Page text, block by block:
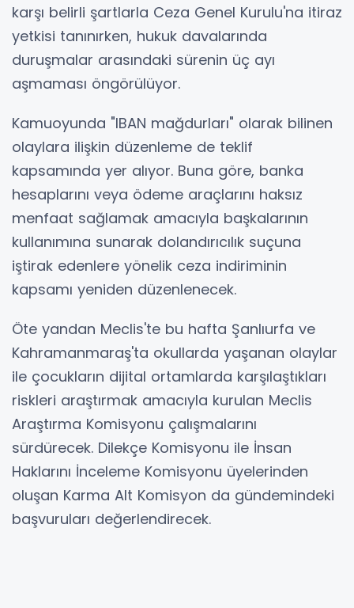
karşı belirli şartlarla Ceza Genel Kurulu'na itiraz
yetkisi tanınırken, hukuk davalarında
duruşmalar arasındaki sürenin üç ayı
aşmaması öngörülüyor.
Kamuoyunda "IBAN mağdurları" olarak bilinen
olaylara ilişkin düzenleme de teklif
kapsamında yer alıyor. Buna göre, banka
hesaplarını veya ödeme araçlarını haksız
menfaat sağlamak amacıyla başkalarının
kullanımına sunarak dolandırıcılık suçuna
iştirak edenlere yönelik ceza indiriminin
kapsamı yeniden düzenlenecek.
Öte yandan Meclis'te bu hafta Şanlıurfa ve
Kahramanmaraş'ta okullarda yaşanan olaylar
ile çocukların dijital ortamlarda karşılaştıkları
riskleri araştırmak amacıyla kurulan Meclis
Araştırma Komisyonu çalışmalarını
sürdürecek. Dilekçe Komisyonu ile İnsan
Haklarını İnceleme Komisyonu üyelerinden
oluşan Karma Alt Komisyon da gündemindeki
başvuruları değerlendirecek.